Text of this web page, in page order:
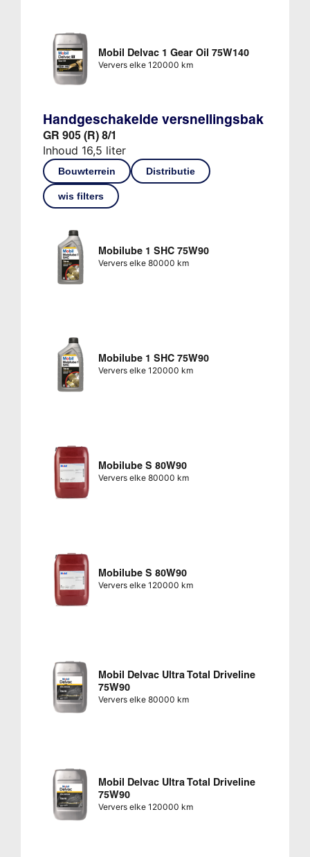
Mobil Delvac 1 Gear Oil 75W140
Ververs elke 120000 km
Handgeschakelde versnellingsbak
GR 905 (R) 8/1
Inhoud 16,5 liter
Bouwterrein Distributie
wis filters
Mobilube 1 SHC 75W90
Ververs elke 80000 km
Mobilube 1 SHC 75W90
Ververs elke 120000 km
Mobilube S 80W90
Ververs elke 80000 km
Mobilube S 80W90
Ververs elke 120000 km
Mobil Delvac Ultra Total Driveline
75W90
Ververs elke 80000 km
Mobil Delvac Ultra Total Driveline
75W90
Ververs elke 120000 km